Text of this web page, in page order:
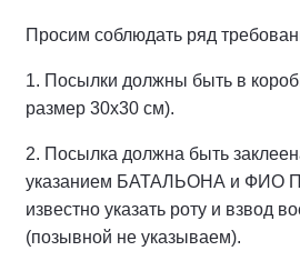
Просим соблюдать ряд
1. Посылки должны быть в
размер 30х30 см).
2. Посылка должна быть
указанием БАТАЛЬОНА и ФИО
известно указать роту и взвод
(позывной не указываем).